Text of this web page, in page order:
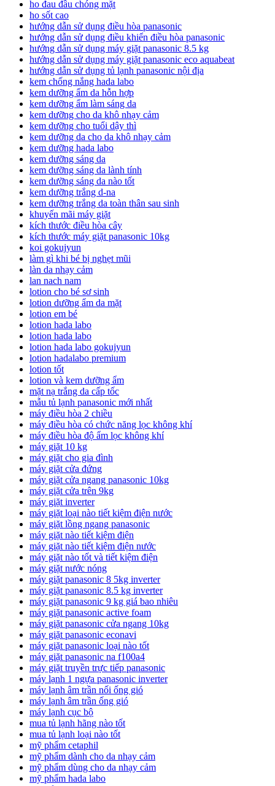
ho đau đầu chóng mặt
ho sốt cao
hướng dẫn sử dụng điều hòa panasonic
hướng dẫn sử dụng điều khiển điều hòa panasonic
hướng dẫn sử dụng máy giặt panasonic 8.5 kg
hướng dẫn sử dụng máy giặt panasonic eco aquabeat
hướng dẫn sử dụng tủ lạnh panasonic nội địa
kem chống nắng hada labo
kem dưỡng ẩm da hỗn hợp
kem dưỡng ẩm làm sáng da
kem dưỡng cho da khô nhạy cảm
kem dưỡng cho tuổi dậy thì
kem dưỡng da cho da khô nhạy cảm
kem dưỡng hada labo
kem dưỡng sáng da
kem dưỡng sáng da lành tính
kem dưỡng sáng da nào tốt
kem dưỡng trắng d-na
kem dưỡng trắng da toàn thân sau sinh
khuyến mãi máy giặt
kích thước điều hòa cây
kích thước máy giặt panasonic 10kg
koi gokujyun
làm gì khi bé bị nghẹt mũi
làn da nhạy cảm
lan nach nam
lotion cho bé sơ sinh
lotion dưỡng ẩm da mặt
lotion em bé
lotion hada labo
lotion hada labo
lotion hada labo gokujyun
lotion hadalabo premium
lotion tốt
lotion và kem dưỡng ẩm
mặt nạ trắng da cấp tốc
mẫu tủ lạnh panasonic mới nhất
máy điều hòa 2 chiều
máy điều hòa có chức năng lọc không khí
máy điều hòa độ ẩm lọc không khí
máy giặt 10 kg
máy giặt cho gia đình
máy giặt cửa đứng
máy giặt cửa ngang panasonic 10kg
máy giặt cửa trên 9kg
máy giặt inverter
máy giặt loại nào tiết kiệm điện nước
máy giặt lồng ngang panasonic
máy giặt nào tiết kiệm điện
máy giặt nào tiết kiệm điện nước
máy giặt nào tốt và tiết kiệm điện
máy giặt nước nóng
máy giặt panasonic 8 5kg inverter
máy giặt panasonic 8.5 kg inverter
máy giặt panasonic 9 kg giá bao nhiêu
máy giặt panasonic active foam
máy giặt panasonic cửa ngang 10kg
máy giặt panasonic econavi
máy giặt panasonic loại nào tốt
máy giặt panasonic na f100a4
máy giặt truyền trực tiếp panasonic
máy lạnh 1 ngựa panasonic inverter
máy lạnh âm trần nối ống gió
máy lạnh âm trần ống gió
máy lạnh cục bộ
mua tủ lạnh hãng nào tốt
mua tủ lạnh loại nào tốt
mỹ phẩm cetaphil
mỹ phẩm dành cho da nhạy cảm
mỹ phẩm dùng cho da nhạy cảm
mỹ phẩm hada labo